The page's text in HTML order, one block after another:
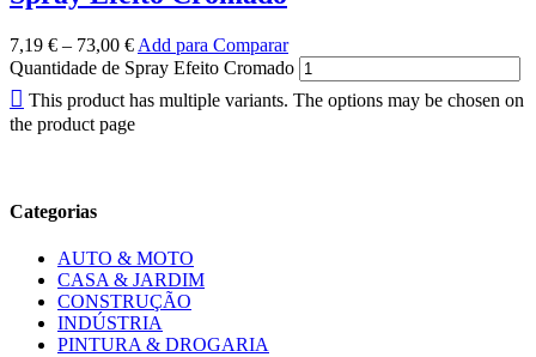
7,19 € – 73,00 € Add para Comparar
Quantidade de Spray Efeito Cromado
This product has multiple variants. The options may be chosen on
the product page
Categorias
AUTO & MOTO
CASA & JARDIM
CONSTRUÇÃO
INDÚSTRIA
PINTURA & DROGARIA